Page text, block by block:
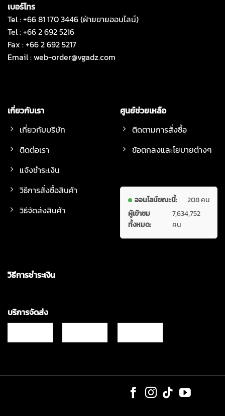
เบอร์โทร
Tel : +66 81 170 3446 (ฝ่ายขายออนไลน์)
Tel : +66 2 692 5216
Fax : +66 2 692 5217
Email :web-order@vgadz.com
เกี่ยวกับเรา
เกี่ยวกับบริษัท
ติดต่อเรา
แจ้งชำระเงิน
วิธีการสั่งซื้อสินค้า
วิธีจัดส่งสินค้า
ศูนย์ช่วยเหลือ
ติดตามการสั่งซื้อ
ข้อตกลงและโยบายต่างๆ
ออนไลน์ขณะนี้:
208 คน
ผู้เข้าชม
ทั้งหมด:
7,634,752
คน
วิธีการชำระเงิน
บริการจัดส่ง